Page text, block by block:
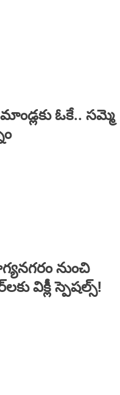
ఓకే.. సమ్మె
నుంచి
విక్లీ స్పెషల్స్!